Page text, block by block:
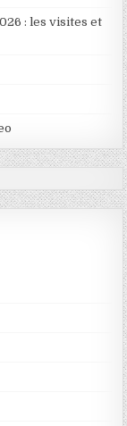
: les visites et